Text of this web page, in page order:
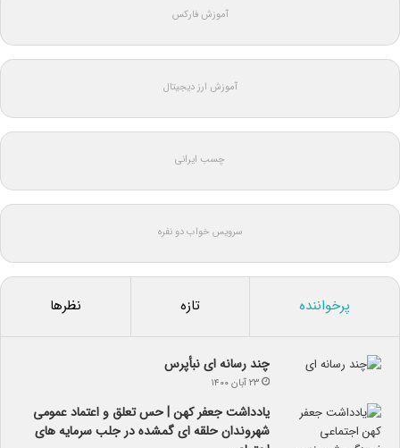
آموزش فارکس
آموزش ارز دیجیتال
چسب ایرانی
سرویس خواب دو نفره
پرخواننده تازه نظرها
چند رسانه ای نبأپرس
۲۳ آبان ۱۴۰۰
یادداشت جعفر کهن | حس تعلق و اعتماد عمومی
شهروندان حلقه ای گمشده در جلب سرمایه های